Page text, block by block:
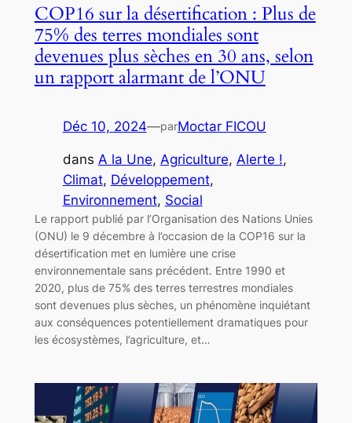
COP16 sur la désertification : Plus de
75% des terres mondiales sont
devenues plus sèches en 30 ans, selon
un rapport alarmant de l’ONU
Déc 10, 2024—parMoctar FICOU
dans A la Une, Agriculture, Alerte !
Climat, Développement
Environnement, Social
Le rapport publié par l’Organisation des Nations Unies
(ONU) le 9 décembre à l’occasion de la COP16 sur la
désertification met en lumière une crise
environnementale sans précédent. Entre 1990 et
2020, plus de 75% des terres terrestres mondiales
sont devenues plus sèches, un phénomène inquiétant
aux conséquences potentiellement dramatiques pour
les écosystèmes, l’agriculture, et…